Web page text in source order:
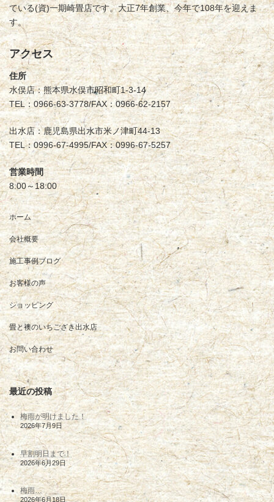
ている(資)一期崎畳店です。大正7年創業、今年で108年を迎えま
す。
アクセス
住所
水俣店：熊本県水俣市昭和町1-3-14
TEL：0966-63-3778/FAX：0966-62-2157
出水店：鹿児島県出水市米ノ津町44-13
TEL：0996-67-4995/FAX：0996-67-5257
営業時間
8:00～18:00
ホーム
会社概要
施工事例ブログ
お客様の声
ショッピング
畳と襖のいちござき出水店
お問い合わせ
最近の投稿
梅雨が明けました！
2026年7月9日
早割明日まで！
2026年6月29日
梅雨…
2026年6月18日